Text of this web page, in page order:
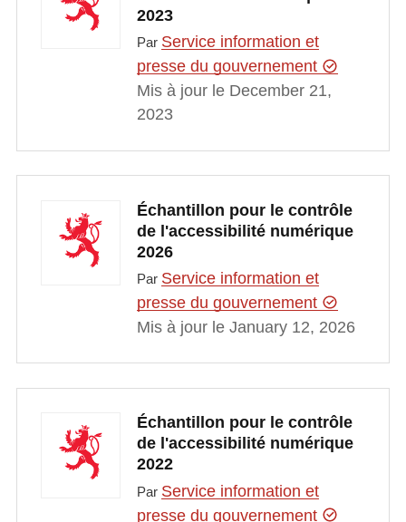
2023
Par Service information et
presse du gouvernement
Mis à jour le December 21,
2023
Échantillon pour le contrôle
de l'accessibilité numérique
2026
Par Service information et
presse du gouvernement
Mis à jour le January 12, 2026
Échantillon pour le contrôle
de l'accessibilité numérique
2022
Par Service information et
presse du gouvernement